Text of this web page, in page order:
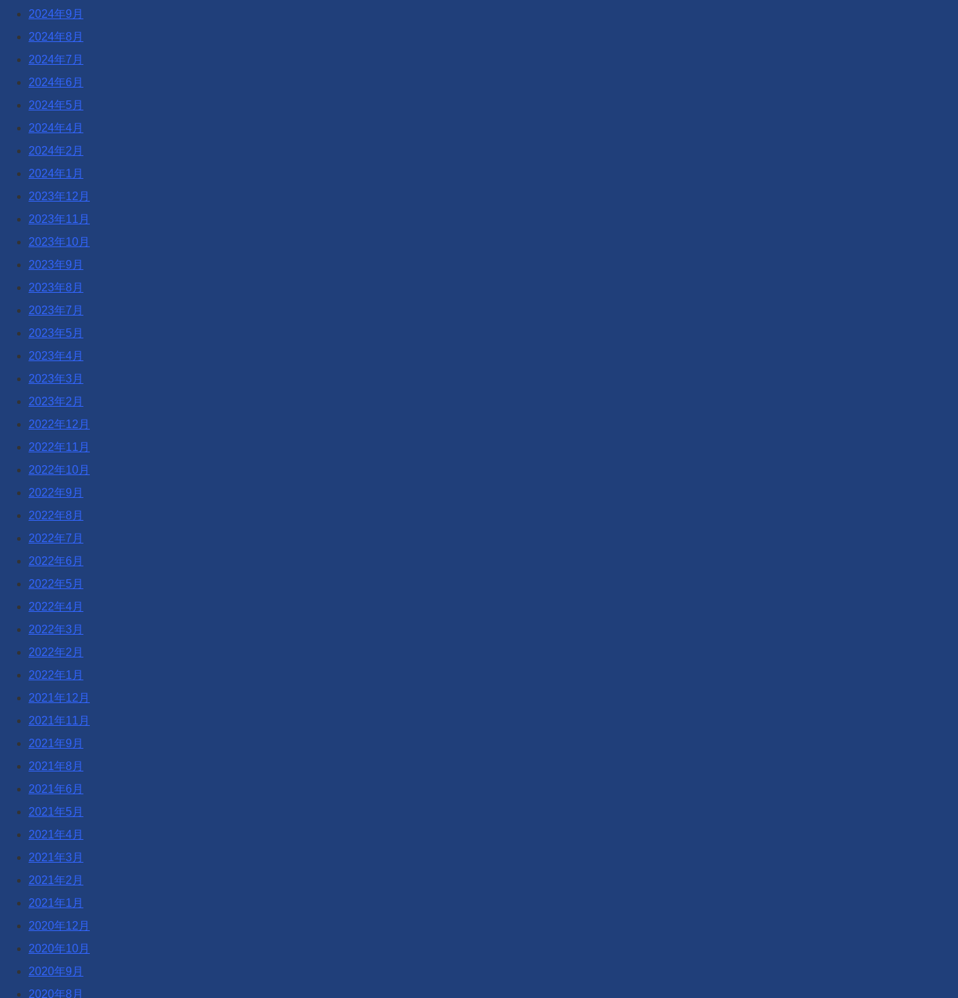
2024年9月
2024年8月
2024年7月
2024年6月
2024年5月
2024年4月
2024年2月
2024年1月
2023年12月
2023年11月
2023年10月
2023年9月
2023年8月
2023年7月
2023年5月
2023年4月
2023年3月
2023年2月
2022年12月
2022年11月
2022年10月
2022年9月
2022年8月
2022年7月
2022年6月
2022年5月
2022年4月
2022年3月
2022年2月
2022年1月
2021年12月
2021年11月
2021年9月
2021年8月
2021年6月
2021年5月
2021年4月
2021年3月
2021年2月
2021年1月
2020年12月
2020年10月
2020年9月
2020年8月